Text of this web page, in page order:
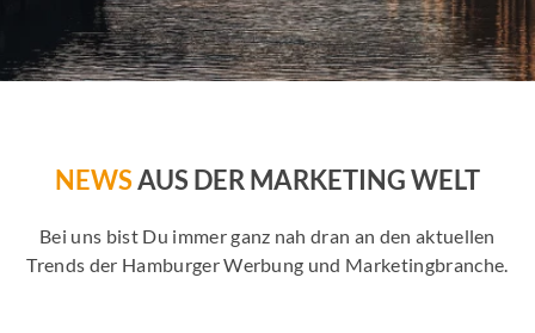
NEWSAUS DER MARKETING WELT
Bei uns bist Du immer ganz nah dran an den aktuellen
Trends der Hamburger Werbung und Marketingbranche.